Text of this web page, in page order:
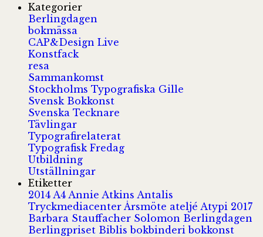
Kategorier
Berlingdagen
bokmässa
CAP&Design Live
Konstfack
resa
Sammankomst
Stockholms Typografiska Gille
Svensk Bokkonst
Svenska Tecknare
Tävlingar
Typografirelaterat
Typografisk Fredag
Utbildning
Utställningar
Etiketter
2014 A4 Annie Atkins Antalis
Tryckmediacenter Årsmöte ateljé Atypi 2017
Barbara Stauffacher Solomon Berlingdagen
Berlingpriset Biblisbokbinderibokkonst